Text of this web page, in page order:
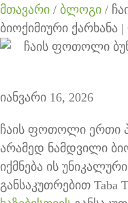
მთავარი / ბლოგი /
ბიოქიმიური ქარხანა |
იანვარი 16, 2026
ჩაის ფოთოლი ერთი
არამედ ნამდვილი
იქმნება ის
განსაკუთრებით Taba